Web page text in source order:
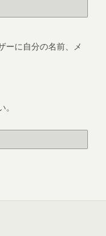
ーに自分の名前、メ